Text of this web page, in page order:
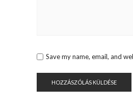
Save my name, email, and